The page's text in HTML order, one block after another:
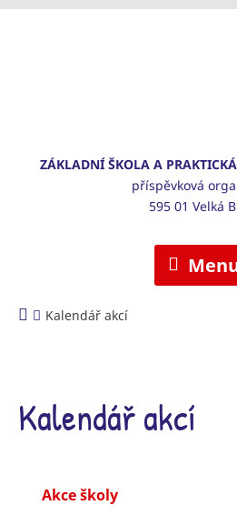
ZÁKLADNÍ ŠKOLA A
příspěvková
595 01 Velká
Kalendář akcí
Kalendář akcí
Akce školy